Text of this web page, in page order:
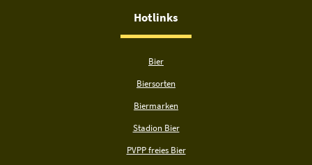
Hotlinks
Bier
Biersorten
Biermarken
Stadion Bier
PVPP freies Bier